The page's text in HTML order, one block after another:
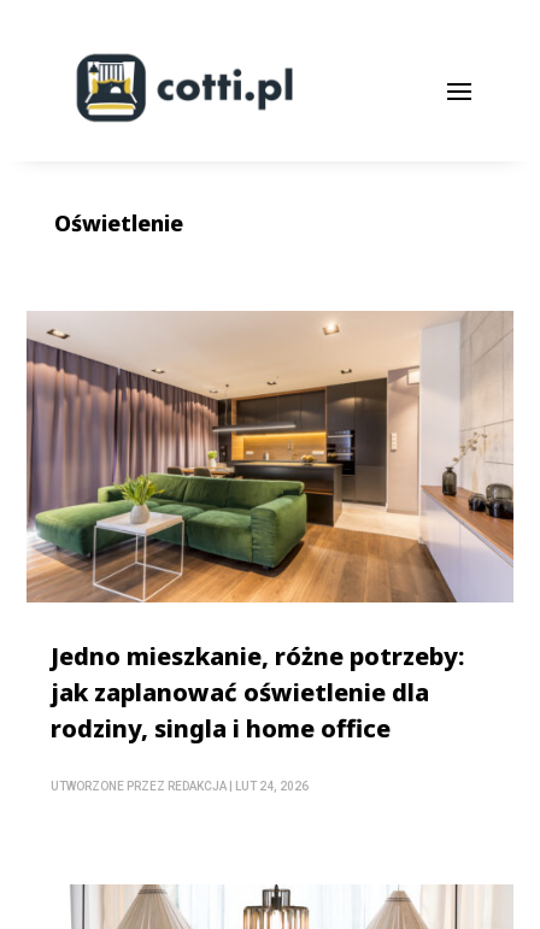
Oświetlenie
Jedno mieszkanie, różne potrzeby:
jak zaplanować oświetlenie dla
rodziny, singla i home office
UTWORZONE PRZEZ REDAKCJA LUT 24, 2026